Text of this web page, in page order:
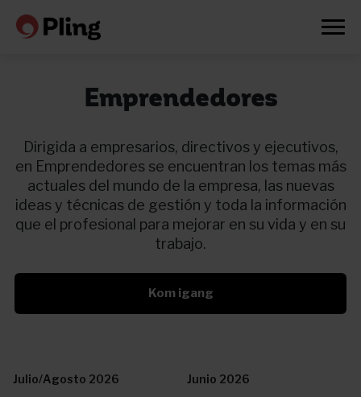
Emprendedores
Dirigida a empresarios, directivos y ejecutivos,
en Emprendedores se encuentran los temas más
actuales del mundo de la empresa, las nuevas
ideas y técnicas de gestión y toda la información
que el profesional para mejorar en su vida y en su
trabajo.
Kom igang
Julio/Agosto 2026 Junio 2026